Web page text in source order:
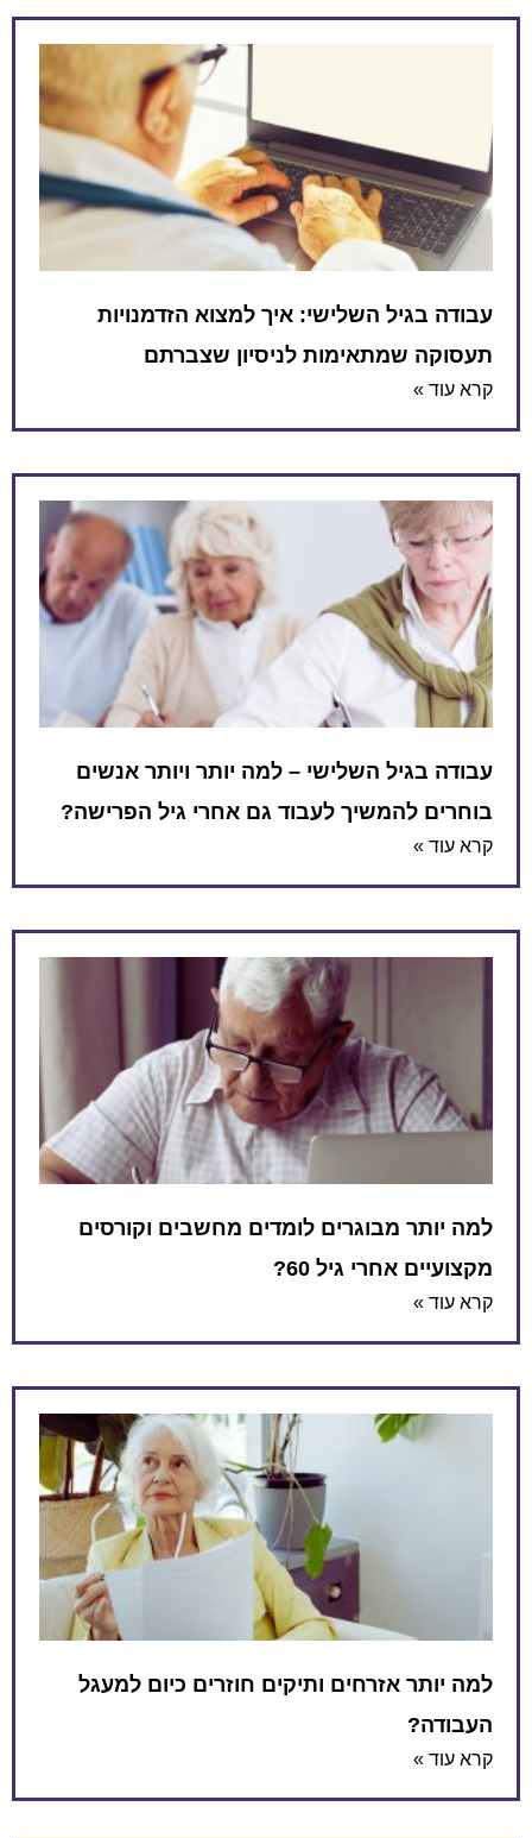
עבודה בגיל השלישי: איך למצוא הזדמנויות
תעסוקה שמתאימות לניסיון שצברתם
קרא עוד »
עבודה בגיל השלישי – למה יותר ויותר אנשים
בוחרים להמשיך לעבוד גם אחרי גיל הפרישה?
קרא עוד »
למה יותר מבוגרים לומדים מחשבים וקורסים
מקצועיים אחרי גיל 60?
קרא עוד »
למה יותר אזרחים ותיקים חוזרים כיום למעגל
העבודה?
קרא עוד »